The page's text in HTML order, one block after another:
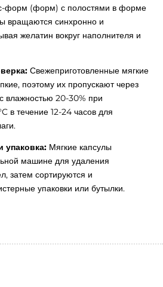
форм (форм) с полостями в форме
вращаются синхронно и
желатин вокруг наполнителя и
Свежеприготовленные мягкие
поэтому их пропускают через
влажностью 20-30% при
в течение 12-24 часов для
упаковка: Мягкие капсулы
машине для удаления
затем сортируются и
упаковки или бутылки.